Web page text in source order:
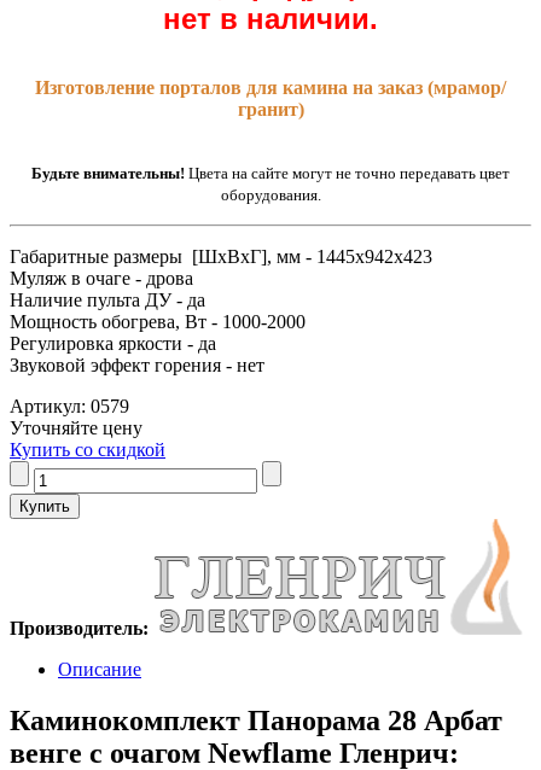
нет в наличии.
Изготовление порталов для камина на заказ (мрамор/
гранит)
Будьте внимательны! Цвета на сайте могут не точно передавать цвет
оборудования.
Габаритные размеры [ШxВxГ], мм - 1445x942x423
Муляж в очаге - дрова
Наличие пульта ДУ - да
Мощность обогрева, Вт - 1000-2000
Регулировка яркости - да
Звуковой эффект горения - нет
Артикул: 0579
Уточняйте цену
Купить со скидкой
Производитель:
Описание
Каминокомплект Панорама 28 Арбат
венге с очагом Newflame Гленрич: